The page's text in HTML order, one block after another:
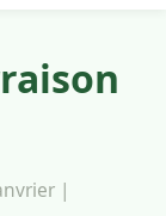
|